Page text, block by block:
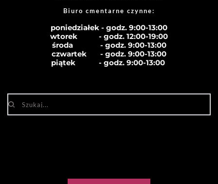
Biuro cmentarne czynne:
poniedziałek - godz. 9:00-13:00
wtorek           - godz. 12:00-19:00
środa              - godz. 9:00-13:00
czwartek       - godz. 9:00-13:00
piątek            - godz. 9:00-13:00